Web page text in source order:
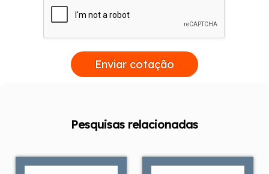
Enviar cotação
Pesquisas relacionadas